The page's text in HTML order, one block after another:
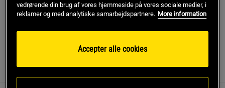
Ved hjælp af Venum Trainer Lite Evo Sports Bag kan du opbevare
alt dit træningsudstyr i én taske.
Læs mere
Information Anmeldelser
vedrørende din brug af vores hjemmeside på vores sociale medier, i
reklamer og med analytiske samarbejdspartnere. More information
Accepter alle cookies